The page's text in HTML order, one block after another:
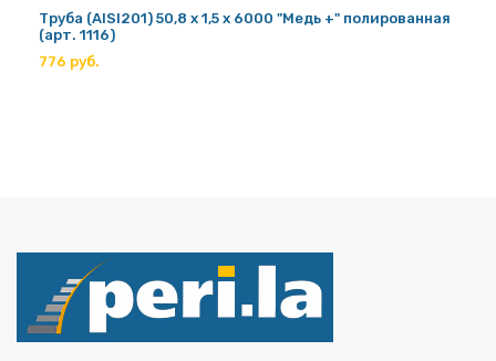
Труба (AISI201) 50,8 х 1,5 х 6000 "Медь +" полированная
(арт. 1116)
776 руб.